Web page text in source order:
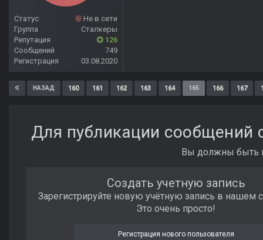
Статус
Не в сети
Группа
Сталкеры
Репутация
126
Сообщений
749
Регистрация
03.08.2020
НАЗАД 160 161 162 163 164 165 166 167
Для публикации сообщений
Вы должны быть
Создать учетную запись
Зарегистрируйте новую учётную запись в нашем
Это очень просто!
Регистрация нового пользователя